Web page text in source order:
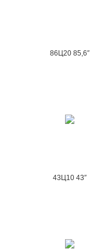
86Ц20 85,6″
43Ц10 43″